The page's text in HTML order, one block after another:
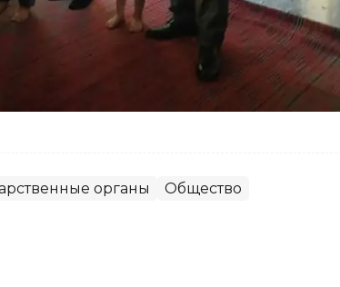
органы
Общество